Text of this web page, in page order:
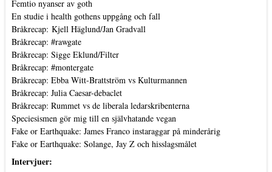
Femtio nyanser av goth
En studie i health gothens uppgång och fall
Bråkrecap: Kjell Häglund/Jan Gradvall
Bråkrecap: #rawgate
Bråkrecap: Sigge Eklund/Filter
Bråkrecap: #montergate
Bråkrecap: Ebba Witt-Brattström vs Kulturmannen
Bråkrecap: Julia Caesar-debaclet
Bråkrecap: Rummet vs de liberala ledarskribenterna
Speciesismen gör mig till en självhatande vegan
Fake or Earthquake: James Franco instaraggar på minderårig
Fake or Earthquake: Solange, Jay Z och hisslagsmålet
Intervjuer: